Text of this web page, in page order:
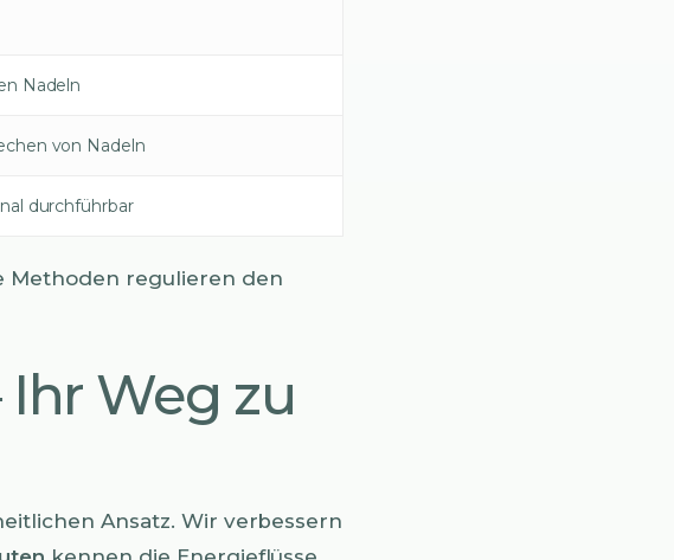
Nadeln
von Nadeln
durchführbar
Methoden regulieren den
Weg zu
Ansatz. Wir verbessern